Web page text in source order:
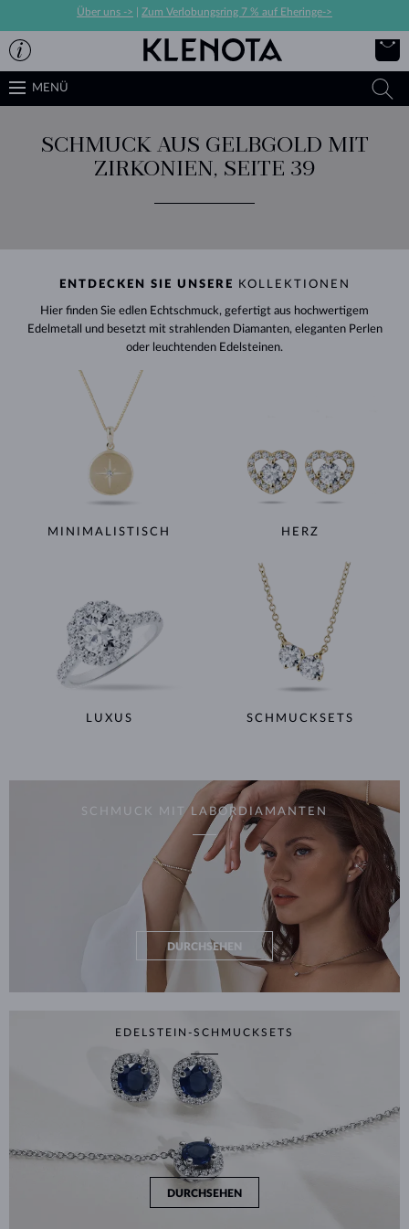
Über uns -> Zum Verlobungsring 7 % auf Eheringe->
MENÜ
SCHMUCK AUS GELBGOLD MIT
ZIRKONIEN, SEITE 39
ENTDECKEN SIE UNSERE KOLLEKTIONEN
Hier finden Sie edlen Echtschmuck, gefertigt aus hochwertigem
Edelmetall und besetzt mit strahlenden Diamanten, eleganten Perlen
oder leuchtenden Edelsteinen.
MINIMALISTISCH HERZ
LUXUS SCHMUCKSETS
SCHMUCK MIT LABORDIAMANTEN
DURCHSEHEN
EDELSTEIN-SCHMUCKSETS
DURCHSEHEN